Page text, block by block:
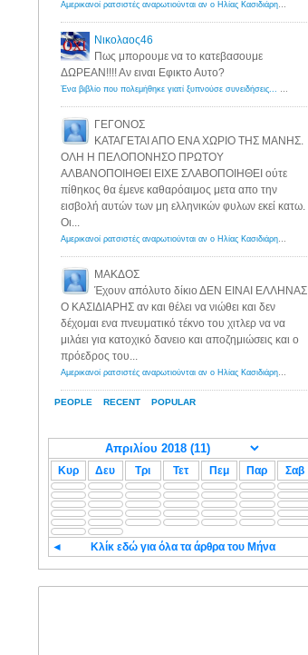
PEOPLE RECENT POPULAR
Αμερικανοί ρατσιστές αναρωτιούνται αν ο Ηλίας Κασιδιάρης ανήκει στη λευκή φυλή... - Λόγιος Ερμής
Νικολαος46
Πως μπορουμε να το κατεβασουμε
ΔΩΡΕΑΝ!!!! Αν ειναι Εφικτο Αυτο?
Ένα βιβλίο που πολεμήθηκε γιατί ξυπνούσε συνειδήσεις... - Λόγιος Ερμής | Η γνώση ξεκινάει με την αναζήτηση...
ΓΕΓΟΝΟΣ
ΚΑΤΑΓΕΤΑΙ ΑΠΟ ΕΝΑ ΧΩΡΙΟ ΤΗΣ ΜΑΝΗΣ.
ΟΛΗ Η ΠΕΛΟΠΟΝΗΣΟ ΠΡΩΤΟΥ
ΑΛΒΑΝΟΠΟΙΗΘΕΙ ΕΙΧΕ ΣΛΑΒΟΠΟΙΗΘΕΙ ούτε
πίθηκος θα έμενε καθαρόαιμος μετα απο την
εισβολή αυτών των μη ελληνικών φυλων εκεί κατω.
Οι...
Αμερικανοί ρατσιστές αναρωτιούνται αν ο Ηλίας Κασιδιάρης ανήκει στη λευκή φυλή... - Λόγιος Ερμής
ΜΑΚΔΟΣ
Έχουν απόλυτο δίκιο ΔΕΝ ΕΙΝΑΙ ΕΛΛΗΝΑΣ
Ο ΚΑΣΙΔΙΑΡΗΣ αν και θέλει να νιώθει και δεν
δέχομαι ενα πνευματικό τέκνο του χιτλερ να να
μιλάει για κατοχικό δανειο και αποζημιώσεις και ο
πρόεδρος του...
Αμερικανοί ρατσιστές αναρωτιούνται αν ο Ηλίας Κασιδιάρης ανήκει στη λευκή φυλή... - Λόγιος Ερμής
Κυρ Δευ Τρι Τετ Πεμ Παρ Σαβ
◄ Κλίκ εδώ για όλα τα άρθρα του Μήνα